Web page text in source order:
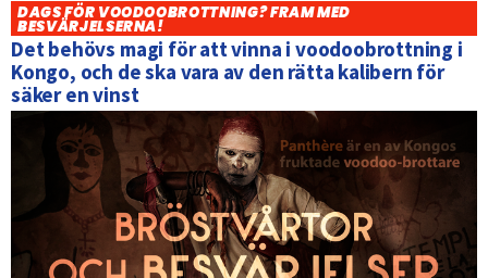
DAGS FÖR VOODOOBROTTNING? FRAM MED
BESVÄRJELSERNA!
Det behövs magi för att vinna i voodoobrottning i
Kongo, och de ska vara av den rätta kalibern för
säker en vinst